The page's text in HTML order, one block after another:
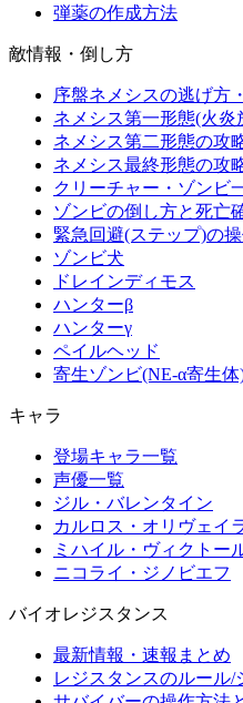
弾薬の作成方法
敵情報・倒し方
序盤ネメシスの逃げ方
ネメシス第一形態(火炎
ネメシス第二形態の攻
ネメシス最終形態の攻
クリーチャー・ゾンビ
ゾンビの倒し方と死亡
緊急回避(ステップ)の
ゾンビ犬
ドレインディモス
ハンターβ
ハンターγ
ペイルヘッド
寄生ゾンビ(NE-α寄生体
キャラ
登場キャラ一覧
声優一覧
ジル・バレンタイン
カルロス・オリヴェイ
ミハイル・ヴィクトー
ニコライ・ジノビエフ
バイオレジスタンス
最新情報・速報まとめ
レジスタンスのルール/